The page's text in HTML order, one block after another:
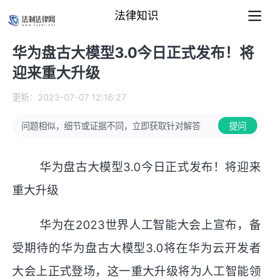
法律知识
华为盘古大模型3.0今日正式发布！将
迎来重大升级
更新：2023-07-07 12:16:27
问题相似，细节或证据不同，立即获取针对解答 提问
华为盘古大模型3.0今日正式发布！将迎来
重大升级
华为在2023世界人工智能大会上宣布，备
受期待的华为盘古大模型3.0将在华为云开发者
大会上正式登场，这一重大升级将为人工智能领